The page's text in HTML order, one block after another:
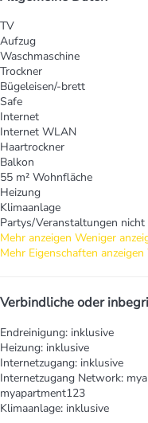
TV
Aufzug
Waschmaschine
Trockner
Bügeleisen/-brett
Safe
Internet
Internet WLAN
Haartrockner
Balkon
55 m² Wohnfläche
Heizung
Klimaanlage
Partys/Veranstaltungen
Mehr anzeigen Weniger
Mehr Eigenschaften anzeigen
Verbindliche oder
Endreinigung: inklusive
Heizung: inklusive
Internetzugang: inklusive
Internetzugang Network:
myapartment123
Klimaanlage: inklusive